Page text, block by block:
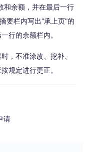
和余额，并在最后一行
要栏内写出“承上页”的
行的余额栏内。
，不准涂改、挖补、
规定进行更正。
请